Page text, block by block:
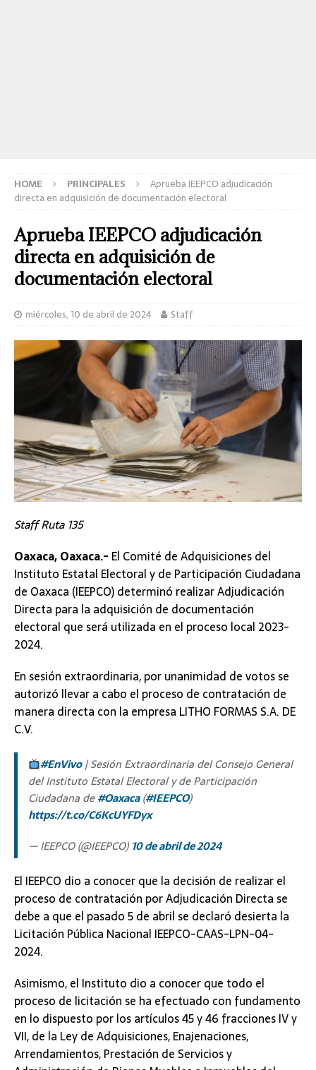
HOME PRINCIPALES
Aprueba IEEPCO adjudicación
directa en adquisición de documentación electoral
Aprueba IEEPCO adjudicación
directa en adquisición de
documentación electoral
miércoles, 10 de abril de 2024 Staff
Staff Ruta 135
Oaxaca, Oaxaca.- El Comité de Adquisiciones del
Instituto Estatal Electoral y de Participación Ciudadana
de Oaxaca (IEEPCO) determinó realizar Adjudicación
Directa para la adquisición de documentación
electoral que será utilizada en el proceso local 2023-
2024.
En sesión extraordinaria, por unanimidad de votos se
autorizó llevar a cabo el proceso de contratación de
manera directa con la empresa LITHO FORMAS S.A. DE
C.V.
#EnVivo| Sesión Extraordinaria del Consejo General
del Instituto Estatal Electoral y de Participación
Ciudadana de#Oaxaca(#IEEPCO)
https://t.co/C6KcUYFDyx
— IEEPCO (@IEEPCO) 10 de abril de 2024
El IEEPCO dio a conocer que la decisión de realizar el
proceso de contratación por Adjudicación Directa se
debe a que el pasado 5 de abril se declaró desierta la
Licitación Pública Nacional IEEPCO-CAAS-LPN-04-
2024.
Asimismo, el Instituto dio a conocer que todo el
proceso de licitación se ha efectuado con fundamento
en lo dispuesto por los artículos 45 y 46 fracciones IV y
VII, de la Ley de Adquisiciones, Enajenaciones,
Arrendamientos, Prestación de Servicios y